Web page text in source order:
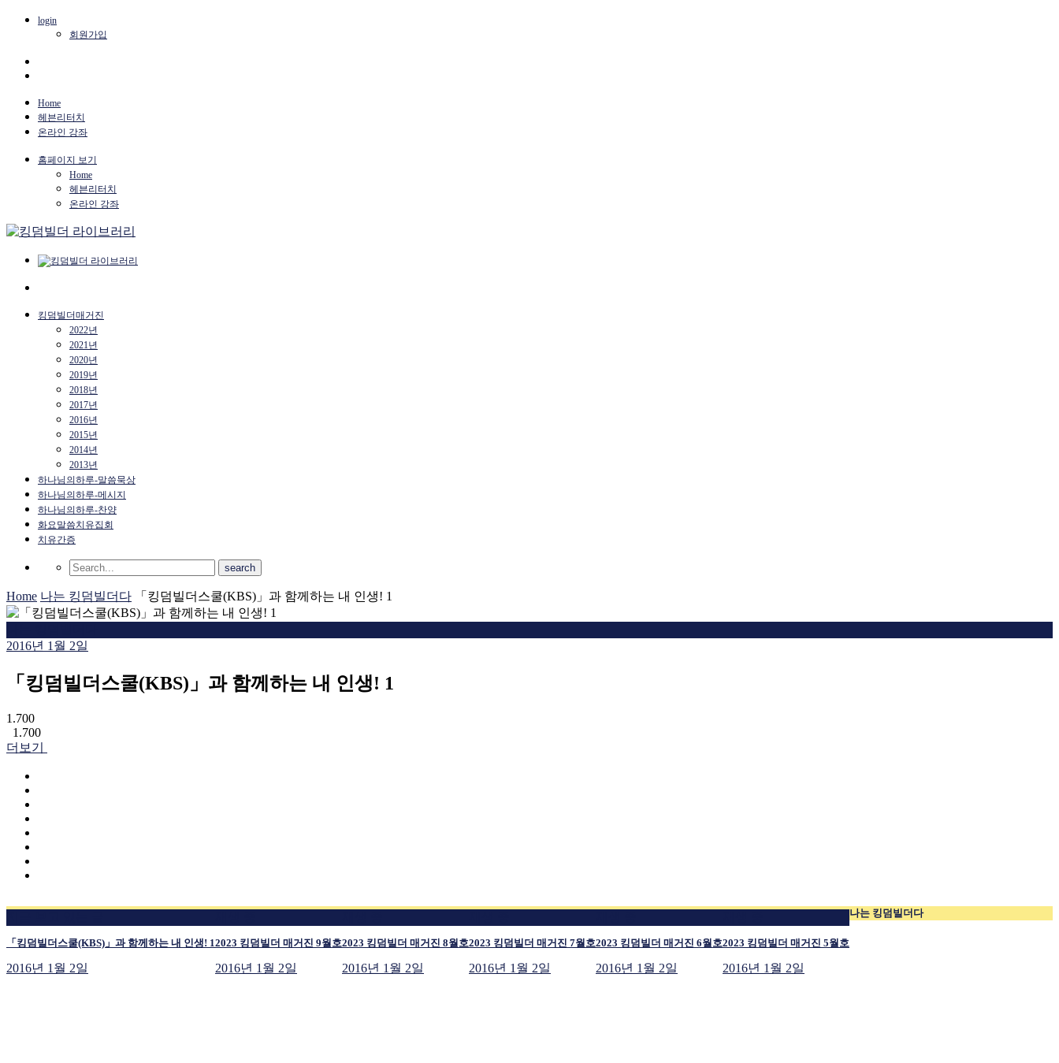
login
회원가입
Home
헤븐리터치
온라인 강좌
홈페이지 보기
Home
헤븐리터치
온라인 강좌
킹덤빌더매거진
2022년
2021년
2020년
2019년
2018년
2017년
2016년
2015년
2014년
2013년
하나님의하루-말씀묵상
하나님의하루-메시지
하나님의하루-찬양
화요말씀치유집회
치유간증
Home 나는 킹덤빌더다 「킹덤빌더스쿨(KBS)」과 함께하는 내 인생! 1
2016년 1월 2일
「킹덤빌더스쿨(KBS)」과 함께하는 내 인생! 1
1.700
1.700
더보기
「킹덤빌더스쿨(KBS)」과 함께하는 내 인생! 1
2016년 1월 2일
2023 킹덤빌더 매거진 9월호
2016년 1월 2일
2023 킹덤빌더 매거진 8월호
2016년 1월 2일
2023 킹덤빌더 매거진 7월호
2016년 1월 2일
2023 킹덤빌더 매거진 6월호
2016년 1월 2일
2023 킹덤빌더 매거진 5월호
2016년 1월 2일
나는 킹덤빌더다